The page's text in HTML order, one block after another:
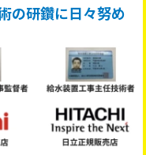
の研鑽に日々努め